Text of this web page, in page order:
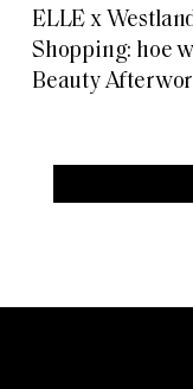
ELLE x
Shopping: hoe
Beauty